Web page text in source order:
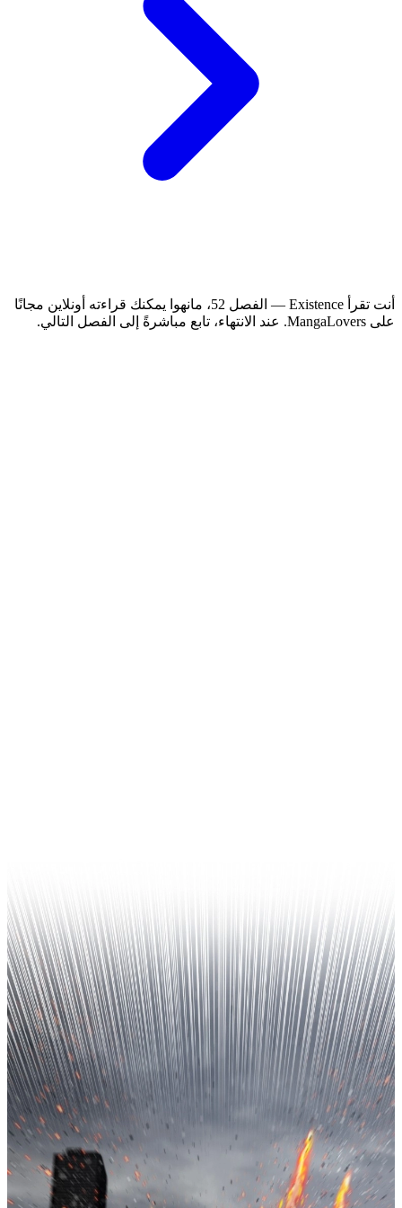
أنت تقرأ Existence — الفصل 52، مانهوا يمكنك قراءته أونلاين مجانًا
على MangaLovers.
عند الانتهاء، تابع مباشرةً إلى الفصل التالي.